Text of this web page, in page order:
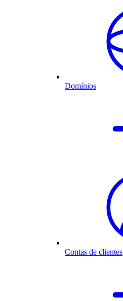
Domínios
Contas de clientes